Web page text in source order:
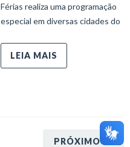
Férias realiza uma programação
especial em diversas cidades do
LEIA MAIS
PRÓXIMO